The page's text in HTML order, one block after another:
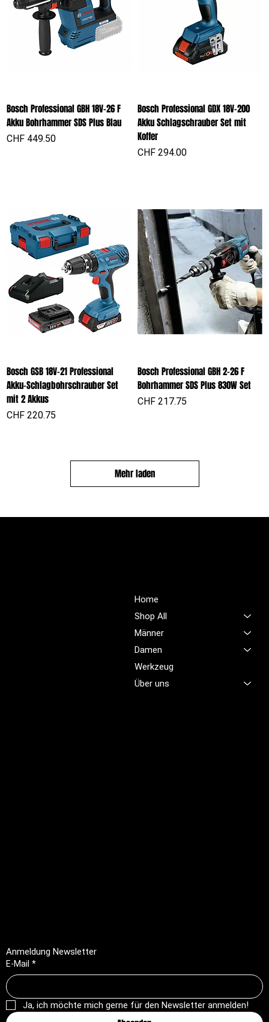
Bosch Professional GBH 18V-26 F
Akku Bohrhammer SDS Plus Blau
Preis
CHF 449.50
Bosch Professional GDX 18V-200
Akku Schlagschrauber Set mit
Koffer
Preis
CHF 294.00
Bosch GSB 18V-21 Professional
Akku-Schlagbohrschrauber Set
mit 2 Akkus
Preis
CHF 220.75
Bosch Professional GBH 2-26 F
Bohrhammer SDS Plus 830W Set
Preis
CHF 217.75
Mehr laden
Home
Shop All
Männer
Damen
Werkzeug
Über uns
Anmeldung Newsletter
E-Mail *
Ja, ich möchte mich gerne für den Newsletter anmelden!